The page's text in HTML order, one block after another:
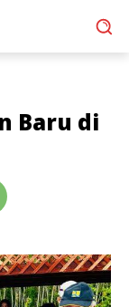
Baru di